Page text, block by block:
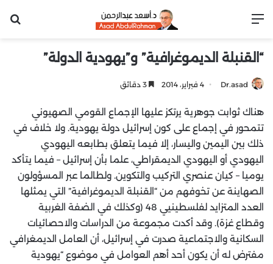
“القنبلة الديموغرافية” و”يهودية الدولة”
Dr.asad 4 فبراير، 2014
هناك ثوابت جوهرية يرتكز عليها الإجماع القومي الصهيوني
تتمحور في إجماع على كون إسرائيل دولة يهودية. ولا خلاف في
ذلك بين اليمين واليسار، إلا فيما يتعلق بطابعه اليهودي
اليهودي أو اليهودي الديمقراطي، علما بأن إسرائيل – فيما يتأكد
يوميا – كيان عنصري التركيب والتكوين. ولطالما عبر المسؤولون
الصهاينة عن تخوفهم من “القنبلة الديموغرافية” التي يمثلها
العدد المتزايد لفلسطينيي 48 (وكذلك في الضفة الغربية
وقطاع غزة). وقد أكدت مجموعة من الدراسات والاحصائيات
السكانية والاجتماعية صدرت في إسرائيل، أن العامل الديمغرافي
مفترض له أن يكون أحد أهم العوامل في موضوع “يهودية